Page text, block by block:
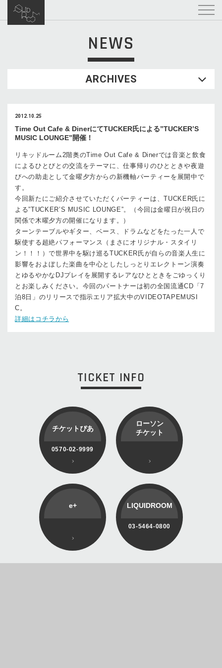
NEWS
ARCHIVES
2012.10.25
Time Out Cafe & DinerにてTUCKER氏による”TUCKER’S
MUSIC LOUNGE”開催！
リキッドルーム2階奥のTime Out Cafe & Dinerでは音楽と飲食
によるひとびとの交流をテーマに、仕事帰りのひとときや夜遊
びへの助走として金曜夕方からの新機軸パーティーを展開中で
す。
今回新たにご紹介させていただくパーティーは、TUCKER氏に
よる”TUCKER’S MUSIC LOUNGE”。（今回は金曜日が祝日の
関係で木曜夕方の開催になります。）
ターンテーブルやギター、ベース、ドラムなどをたった一人で
駆使する超絶パフォーマンス（まさにオリジナル・スタイリ
ン！！！）で世界中を駆け巡るTUCKER氏が自らの音楽人生に
影響をおよぼした楽曲を中心としたしっとりエレクトーン演奏
とゆるやかなDJプレイを展開するレアなひとときをごゆっくり
とお楽しみください。今回のパートナーは初の全国流通CD「7
泊8日」のリリースで指示エリア拡大中のVIDEOTAPEMUSI
C。
詳細はコチラから
TICKET INFO
チケットぴあ
0570-02-9999
ローソン
チケット
e+ LIQUIDROOM
03-5464-0800